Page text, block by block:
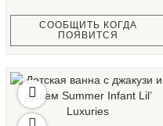
СООБЩИТЬ КОГДА
ПОЯВИТСЯ